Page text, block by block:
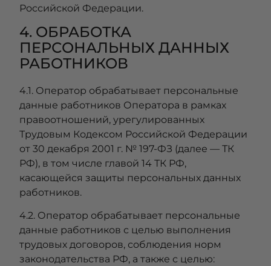
Российской Федерации.
4. ОБРАБОТКА
ПЕРСОНАЛЬНЫХ ДАННЫХ
РАБОТНИКОВ
4.1. Оператор обрабатывает персональные
данные работников Оператора в рамках
правоотношений, урегулированных
Трудовым Кодексом Российской Федерации
от 30 декабря 2001 г. № 197-ФЗ (далее — ТК
РФ), в том числе главой 14 ТК РФ,
касающейся защиты персональных данных
работников.
4.2. Оператор обрабатывает персональные
данные работников с целью выполнения
трудовых договоров, соблюдения норм
законодательства РФ, а также с целью: